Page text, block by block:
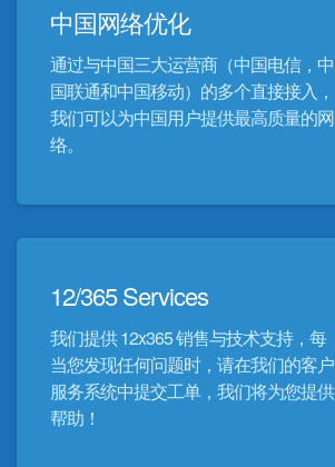
中国网络优化
通过与中国三大运营商（中国电信，中
国联通和中国移动）的多个直接接入，
我们可以为中国用户提供最高质量的网
络。
12/365 Services
我们提供 12x365 销售与技术支持，每
当您发现任何问题时，请在我们的客户
服务系统中提交工单，我们将为您提供
帮助！